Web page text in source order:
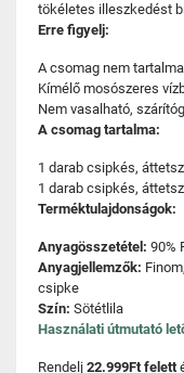
tökéletes illeszkedést
Erre figyelj:
A csomag nem
Kímélő mosószeres
Nem vasalható,
A csomag tartalma:
1 darab csipkés,
1 darab csipkés,
Terméktulajdonságok:
Anyagösszetétel: 90%
Anyagjellemzők:
csipke
Szín: Sötétlila
Használati útmutató
Rendelj 22.999Ft felett